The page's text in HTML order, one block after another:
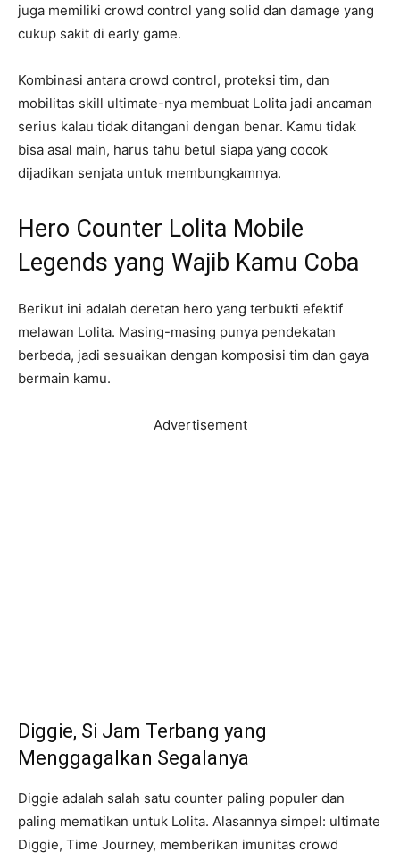
juga memiliki crowd control yang solid dan damage yang
cukup sakit di early game.
Kombinasi antara crowd control, proteksi tim, dan
mobilitas skill ultimate-nya membuat Lolita jadi ancaman
serius kalau tidak ditangani dengan benar. Kamu tidak
bisa asal main, harus tahu betul siapa yang cocok
dijadikan senjata untuk membungkamnya.
Hero Counter Lolita Mobile
Legends yang Wajib Kamu Coba
Berikut ini adalah deretan hero yang terbukti efektif
melawan Lolita. Masing-masing punya pendekatan
berbeda, jadi sesuaikan dengan komposisi tim dan gaya
bermain kamu.
Advertisement
Diggie, Si Jam Terbang yang
Menggagalkan Segalanya
Diggie adalah salah satu counter paling populer dan
paling mematikan untuk Lolita. Alasannya simpel: ultimate
Diggie, Time Journey, memberikan imunitas crowd